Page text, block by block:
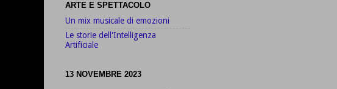
ARTE E SPETTACOLO
Un mix musicale di emozioni
Le storie dell'Intelligenza
Artificiale
13 NOVEMBRE 2023